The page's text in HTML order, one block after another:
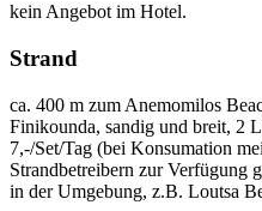
kein Angebot im Hotel.
Strand
ca. 400 m zum Anemomilos
Finikounda, sandig und breit, 2
7,-/Set/Tag (bei Konsumation
Strandbetreibern zur Verfügung
in der Umgebung, z.B. Loutsa